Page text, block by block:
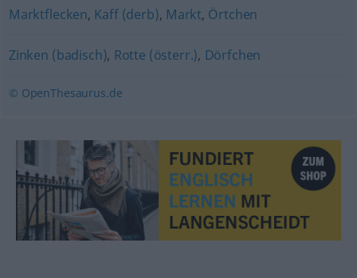
Marktflecken, Kaff (derb), Markt, Örtchen
Zinken (badisch), Rotte (österr.), Dörfchen
© OpenThesaurus.de